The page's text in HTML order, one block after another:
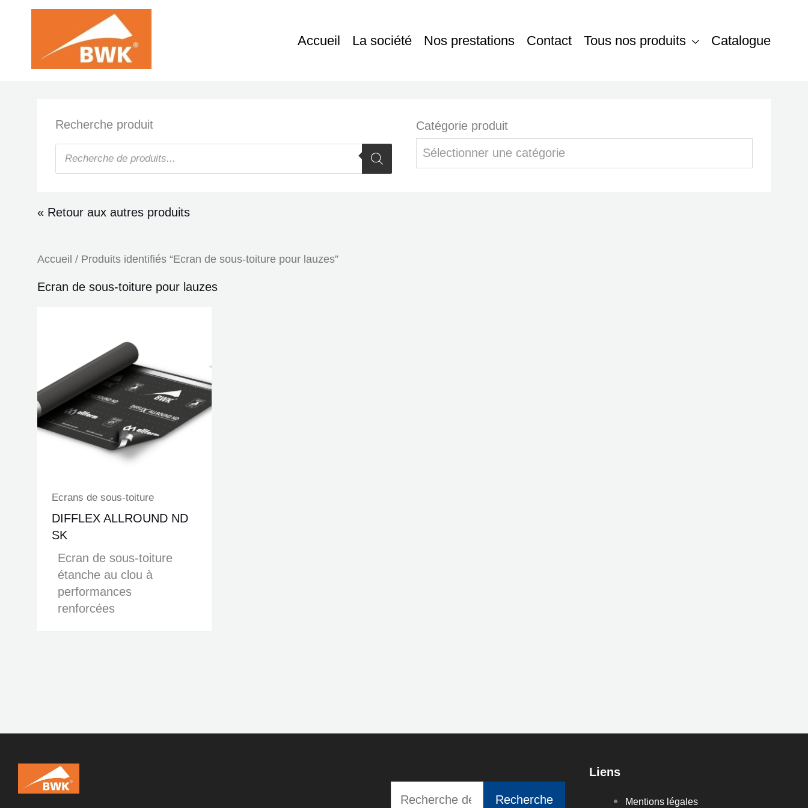
Accueil La société Nos prestations Contact Tous nos produits Catalogue
Recherche produit
Recherche
de
produits
Catégorie produit
Sélectionner une catégorie
« Retour aux autres produits
Accueil / Produits identifiés “Ecran de sous-toiture pour lauzes”
Ecran de sous-toiture pour lauzes
Ecrans de sous-toiture
DIFFLEX ALLROUND ND
SK
Ecran de sous-toiture
étanche au clou à
performances
renforcées
Recherche
Liens
Mentions légales